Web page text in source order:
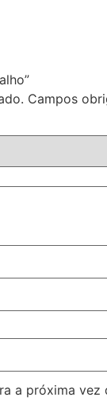
Campos
a próxima vez